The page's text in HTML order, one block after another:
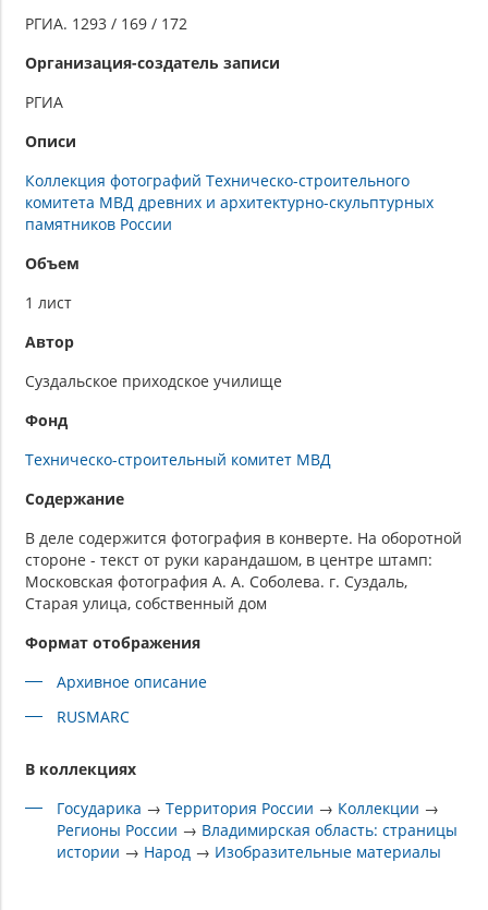
РГИА. 1293 / 169 / 172
Организация-создатель записи
РГИА
Описи
Коллекция фотографий Техническо-строительного
комитета МВД древних и архитектурно-скульптурных
памятников России
Объем
1 лист
Автор
Суздальское приходское училище
Фонд
Техническо-строительный комитет МВД
Содержание
В деле содержится фотография в конверте. На оборотной
стороне - текст от руки карандашом, в центре штамп:
Московская фотография А. А. Соболева. г. Суздаль,
Старая улица, собственный дом
Формат отображения
Архивное описание
RUSMARC
В коллекциях
Государика →Территория России → Коллекции →
Регионы России → Владимирская область: страницы
истории → Народ → Изобразительные материалы